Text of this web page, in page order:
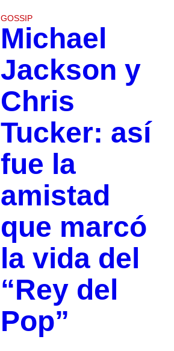
GOSSIP
Michael
Jackson y
Chris
Tucker: así
fue la
amistad
que marcó
la vida del
“Rey del
Pop”